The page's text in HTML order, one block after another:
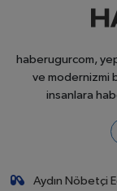
haberugurcom,
ve modernizmi
insanlara
Aydın Nöbetçi